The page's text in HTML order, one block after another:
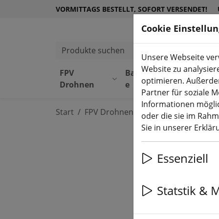
VORMITTAGS BESTELLT, SOFORT VERSENDET!
Produkte suchen
FPV
Drohnen
Bauteil
e
Equipmen
t
Start FPV Drohnen RTF, BNF & PNP
Cookie
Unsere Webseite
Website zu
optimieren.
Partner für soziale
Informationen
oder die sie im
Sie in unserer
Essenziell
Statstik &